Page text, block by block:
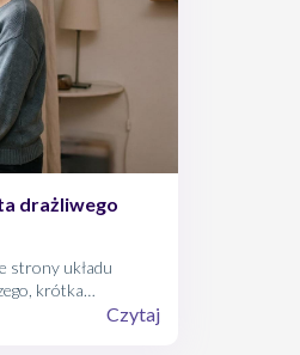
drażliwego
strony układu
krótka
nie zamienia
Czytaj